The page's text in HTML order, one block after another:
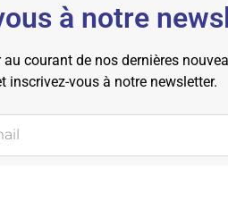
à notre
courant de nos dernières
inscrivez-vous à notre newsletter.